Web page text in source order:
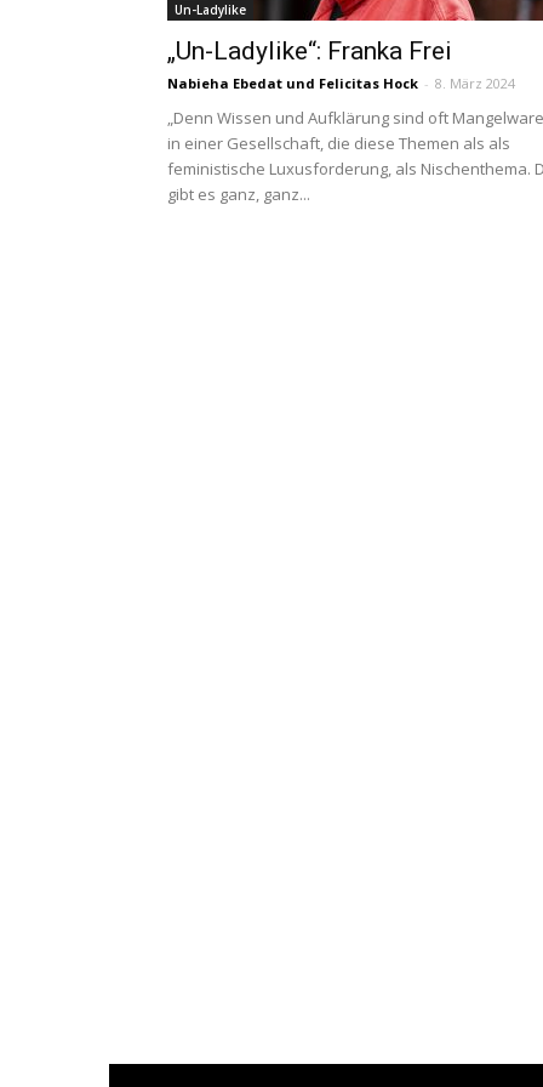
Un-Ladylike
„Un-Ladylike“: Franka Frei
Nabieha Ebedat und Felicitas Hock - 8. März 2024
„Denn Wissen und Aufklärung sind oft Mangelware
in einer Gesellschaft, die diese Themen als als
feministische Luxusforderung, als Nischenthema.
gibt es ganz, ganz...